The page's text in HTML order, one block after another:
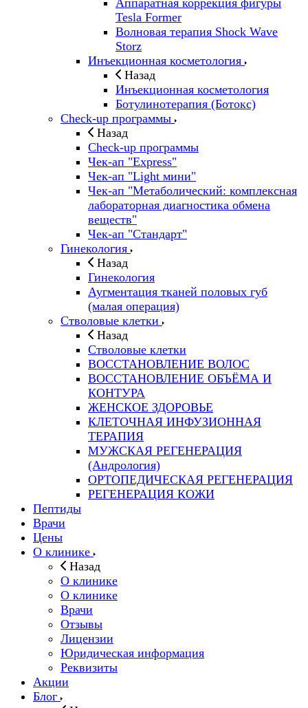
Аппаратная коррекция фигуры
Tesla Former
Волновая терапия Shock Wave
Storz
Инъекционная косметология
Назад
Инъекционная косметология
Ботулинотерапия (Ботокс)
Check-up программы
Назад
Check-up программы
Чек-ап "Express"
Чек-ап "Light мини"
Чек-ап "Метаболический: комплексная
лабораторная диагностика обмена
веществ"
Чек-ап "Стандарт"
Гинекология
Назад
Гинекология
Аугментация тканей половых губ
(малая операция)
Стволовые клетки
Назад
Стволовые клетки
ВОССТАНОВЛЕНИЕ ВОЛОС
ВОССТАНОВЛЕНИЕ ОБЪЁМА И
КОНТУРА
ЖЕНСКОЕ ЗДОРОВЬЕ
КЛЕТОЧНАЯ ИНФУЗИОННАЯ
ТЕРАПИЯ
МУЖСКАЯ РЕГЕНЕРАЦИЯ
(Андрология)
ОРТОПЕДИЧЕСКАЯ РЕГЕНЕРАЦИЯ
РЕГЕНЕРАЦИЯ КОЖИ
Пептиды
Врачи
Цены
О клинике
Назад
О клинике
О клинике
Врачи
Отзывы
Лицензии
Юридическая информация
Реквизиты
Акции
Блог